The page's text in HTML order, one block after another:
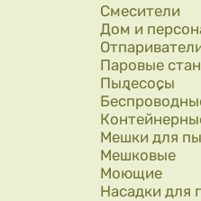
Смесители
Дом и
Паровые
Пылесосы
Мешки для
Мешковые
Моющие
Насадки для